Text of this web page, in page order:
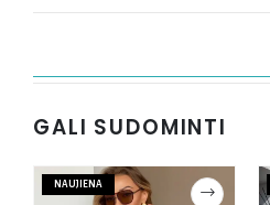
GALI SUDOMINTI
NAUJIENA